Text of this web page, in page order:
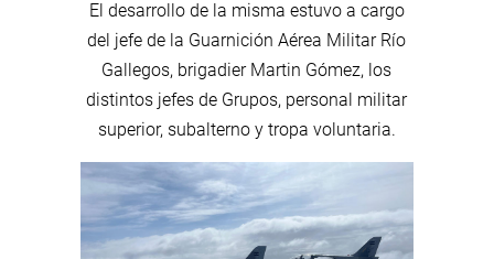
El desarrollo de la misma estuvo a cargo
del jefe de la Guarnición Aérea Militar Río
Gallegos, brigadier Martin Gómez, los
distintos jefes de Grupos, personal militar
superior, subalterno y tropa voluntaria.